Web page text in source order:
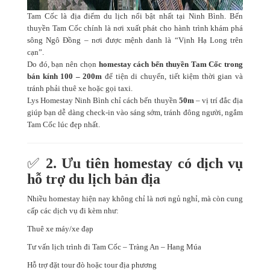
Tam Cốc là địa điểm du lịch nổi bật nhất tại Ninh Bình. Bến
thuyền Tam Cốc chính là nơi xuất phát cho hành trình khám phá
sông Ngô Đồng – nơi được mệnh danh là “Vịnh Hạ Long trên
cạn”.
Do đó, bạn nên chọn homestay cách bến thuyền Tam Cốc trong
bán kính 100 – 200m để tiện di chuyển, tiết kiệm thời gian và
tránh phải thuê xe hoặc gọi taxi.
Lys Homestay Ninh Bình chỉ cách bến thuyền 50m– vị trí đắc địa
giúp bạn dễ dàng check-in vào sáng sớm, tránh đông người, ngắm
Tam Cốc lúc đẹp nhất.
✅ 2. Ưu tiên homestay có dịch vụ
hỗ trợ du lịch bản địa
Nhiều homestay hiện nay không chỉ là nơi ngủ nghỉ, mà còn cung
cấp các dịch vụ đi kèm như:
Thuê xe máy/xe đạp
Tư vấn lịch trình đi Tam Cốc – Tràng An – Hang Múa
Hỗ trợ đặt tour đò hoặc tour địa phương